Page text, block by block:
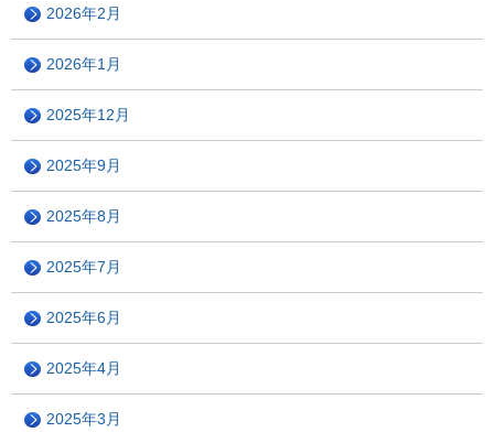
2026年2月
2026年1月
2025年12月
2025年9月
2025年8月
2025年7月
2025年6月
2025年4月
2025年3月